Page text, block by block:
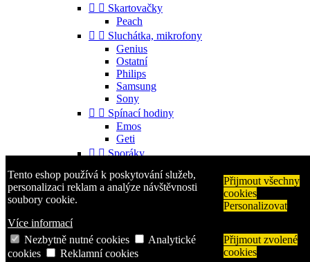
Tento eshop používá k poskytování služeb,
personalizaci reklam a analýze návštěvnosti
soubory cookie.
Více informací
Přijmout všechny
cookies
Personalizovat
Nezbytně nutné cookies
Analytické
cookies
Reklamní cookies
Přijmout zvolené
cookies
  Skartovačky
Peach
  Sluchátka, mikrofony
Genius
Ostatní
Philips
Samsung
Sony
  Spínací hodiny
Emos
Geti
  Sporáky
  Příslušenství
Gorenje
Aligator
Nokia
Samsung